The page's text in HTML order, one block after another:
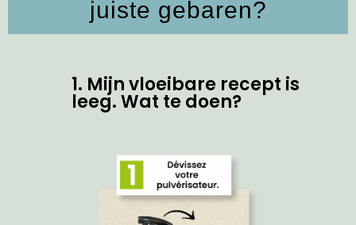
juiste gebaren?
1. Mijn vloeibare recept is
leeg. Wat te doen?